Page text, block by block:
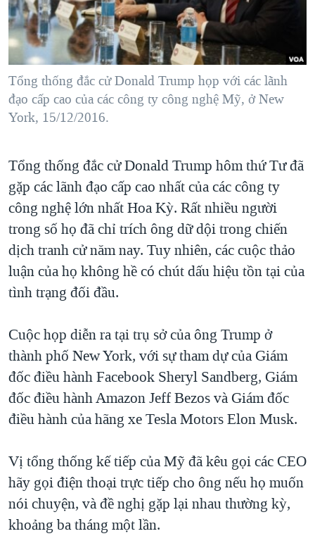
"Tìm"NGƯỜI VIỆT HẢI NGOẠI
ĐỜI SỐNG
KINH TẾ
KHOA HỌC
SỨC KHOẺ
THỂ THAO
GIÁO DỤC
TẠI
HÀNH TRÌNH BẦU CỬ 2024
MỘT NĂM CHIẾN TRANH TẠI DẢI GAZA
GIẢI MÃ VÀNH ĐAI & CON ĐƯỜNG
NGÀY TỊ NẠN THẾ GIỚI
CHI PHÍ CHIẾN TRANH AFGHANISTAN
CÁC GIÁ TRỊ CỘNG HÒA Ở VIỆT NAM
THƯỢNG ĐỈNH TRUMP-KIM TẠI VIỆT NAM
TRỊNH VĨNH BÌNH VS. CHÍNH PHỦ VIỆT NAM
NGƯ DÂN VIỆT VÀ LÀN SÓNG TRỘM HẢI SÂM
QUAN HỆ VIỆT MỸ
VIDEO
NGHE
MẠNG XÃ HỘI
Tổng thống đắc cử Donald Trump họp với các lãnh
đạo cấp cao của các công ty công nghệ Mỹ, ở New
York, 15/12/2016.
Tổng thống đắc cử Donald Trump hôm thứ Tư đã
gặp các lãnh đạo cấp cao nhất của các công ty
công nghệ lớn nhất Hoa Kỳ. Rất nhiều người
trong số họ đã chỉ trích ông dữ dội trong chiến
dịch tranh cử năm nay. Tuy nhiên, các cuộc thảo
luận của họ không hề có chút dấu hiệu tồn tại của
tình trạng đối đầu.
Cuộc họp diễn ra tại trụ sở của ông Trump ở
thành phố New York, với sự tham dự của Giám
đốc điều hành Facebook Sheryl Sandberg, Giám
đốc điều hành Amazon Jeff Bezos và Giám đốc
điều hành của hãng xe Tesla Motors Elon Musk.
Vị tổng thống kế tiếp của Mỹ đã kêu gọi các CEO
hãy gọi điện thoại trực tiếp cho ông nếu họ muốn
nói chuyện, và đề nghị gặp lại nhau thường kỳ,
khoảng ba tháng một lần.